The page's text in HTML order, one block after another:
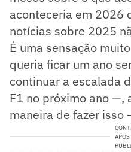
aconteceria em 2026
notícias sobre 2025
É uma sensação
queria ficar um ano
continuar a escalada
F1 no próximo ano —,
maneira de fazer isso
APÓS